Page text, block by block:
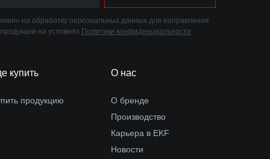
на обработку персональных данных для направления
на условиях Политики конфиденциальности
купить
продукцию
О нас
О бренде
Производство
Карьера в EKF
Новости